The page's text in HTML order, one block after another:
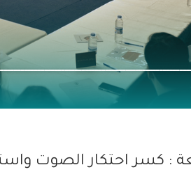
: كسر احتكار الصوت